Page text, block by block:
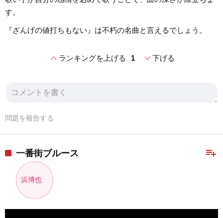
す。
『ざんげの値打ちもない』は不朽の名曲と言えるでしょう。
expand_lessランキングを上げる 1 expand_more下げる
問題を報告する
playlist_add
一番街ブルース
浜博也